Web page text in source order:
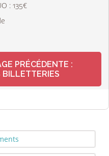
: 135€
PRÉCÉDENTE :
BILLETTERIES